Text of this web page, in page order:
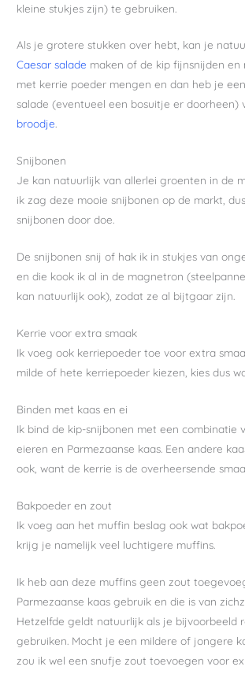
kleine stukjes zijn) te gebruiken.
Als je grotere stukken over hebt, kan je
Caesar salade maken of de kip fijnsnijden en
met kerrie poeder mengen en dan heb je
salade (eventueel een bosuitje er doorheen)
broodje.
Snijbonen
Je kan natuurlijk van allerlei groenten in de
ik zag deze mooie snijbonen op de markt,
snijbonen door doe.
De snijbonen snij of hak ik in stukjes van
en die kook ik al in de magnetron
kan natuurlijk ook), zodat ze al bijtgaar zijn.
Kerrie voor extra smaak
Ik voeg ook kerriepoeder toe voor extra
milde of hete kerriepoeder kiezen, kies dus
Binden met kaas en ei
Ik bind de kip-snijbonen met een combinatie
eieren en Parmezaanse kaas. Een andere
ook, want de kerrie is de overheersende
Bakpoeder en zout
Ik voeg aan het muffin beslag ook wat
krijg je namelijk veel luchtigere muffins.
Ik heb aan deze muffins geen zout
Parmezaanse kaas gebruik en die is van
Hetzelfde geldt natuurlijk als je bijvoorbeeld
gebruiken. Mocht je een mildere of jongere
zou ik wel een snufje zout toevoegen voor